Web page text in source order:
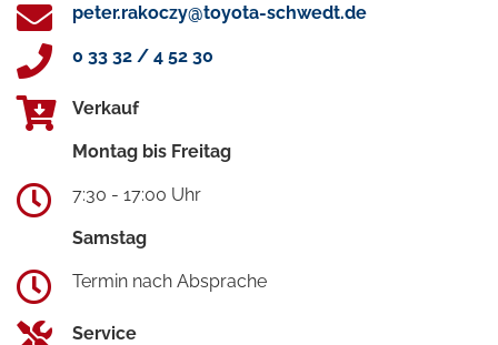
peter.rakoczy@toyota-schwedt.de
0 33 32 / 4 52 30
Verkauf
Montag bis Freitag
7:30 - 17:00 Uhr
Samstag
Termin nach Absprache
Service